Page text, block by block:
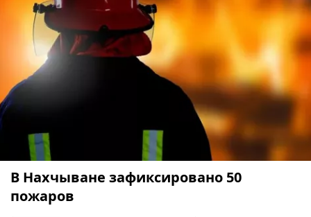
В Нахчыване зафиксировано 50
пожаров